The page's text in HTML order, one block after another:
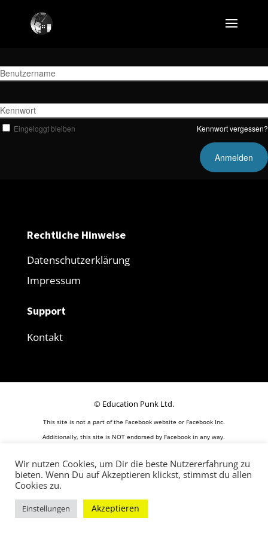
Benutzername
Kennwort
Eingeloggt bleiben Kennwort vergessen?
Rechtliche Hinweise
Datenschutzerklärung
Impressum
Support
Kontakt
© Education Punk Ltd.
This site is not a part of the Facebook website or Facebook Inc.
Additionally, this site is NOT endorsed by Facebook in any way.
Wir nutzen Cookies, um Dir die beste Nutzererfahrung zu
bieten. Wenn Du auf Akzeptieren klickst, stimmst du allen
Cookies zu.
Einstellungen Akzeptieren